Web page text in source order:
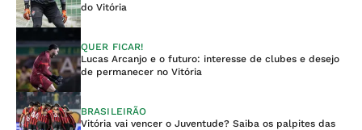
do Vitória
QUER FICAR!
Lucas Arcanjo e o futuro: interesse de clubes e desejo
de permanecer no Vitória
BRASILEIRÃO
Vitória vai vencer o Juventude? Saiba os palpites das